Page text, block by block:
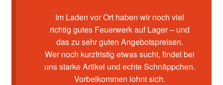
Im Laden vor Ort haben wir noch viel
richtig gutes Feuerwerk auf Lager – und
das zu sehr guten Angebotspreisen.
Wer noch kurzfristig etwas sucht, findet bei
uns starke Artikel und echte Schnäppchen.
Vorbeikommen lohnt sich.